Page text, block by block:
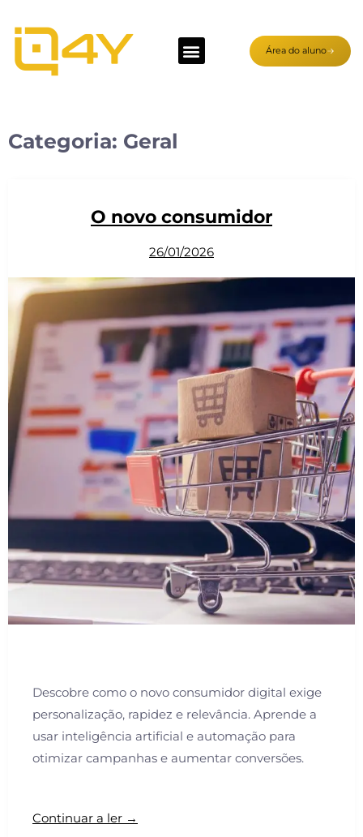
Área do aluno
Categoria: Geral
O novo consumidor
26/01/2026
Descobre como o novo consumidor digital exige
personalização, rapidez e relevância. Aprende a
usar inteligência artificial e automação para
otimizar campanhas e aumentar conversões.
Continuar a ler →